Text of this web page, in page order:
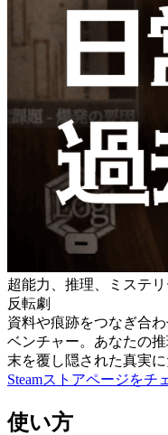
超能力、推理、ミステ
反転劇
資料や痕跡をつなぎ合
ベンチャー。あなたの
末を覆し隠された真実に
Steamストアページをチ
使い方